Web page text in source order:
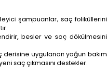
şampuanlar, saç foliküllerini
besler ve saç dökülmesini
derisine uygulanan yoğun bakım
saç çıkmasını destekler.